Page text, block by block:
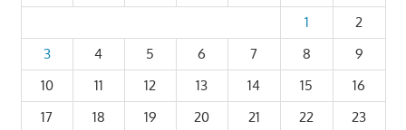
1
2
3
4 5 6 7 8
9
10
11 12 13 14 15
16
17
18 19 20 21 22
23